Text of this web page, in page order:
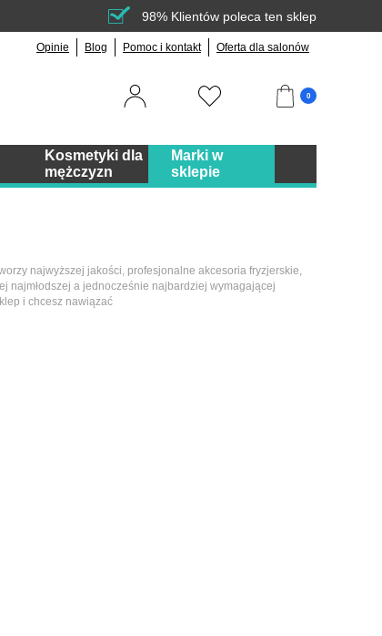
98% Klientów poleca ten sklep
Opinie Blog Pomoc i kontakt Oferta dla salonów
0
Kosmetyki dla
mężczyzn
Marki w
sklepie
najwyższej jakości, profesjonalne akcesoria fryzjerskie,
najmłodszej a jednocześnie najbardziej wymagającej
i chcesz nawiązać